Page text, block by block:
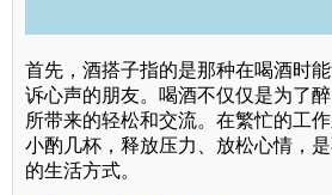
首先，酒搭子指的是那种在喝酒时
诉心声的朋友。喝酒不仅仅是为了
所带来的轻松和交流。在繁忙的工
小酌几杯，释放压力、放松心情，
的生活方式。